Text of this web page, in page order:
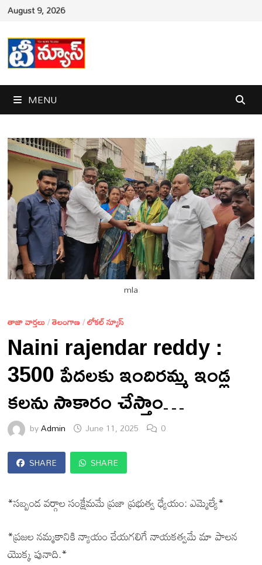
Skip
content
August 9, 2026
MENU
mla
తాజా వార్తలు/తెలంగాణ/లోకల్ న్యూస్
Naini rajendar reddy :
3500 పేదలకు ఇందిరమ్మ ఇండ్ల
కలను సాకారం చేస్తాం…
byAdmin June 11, 2025 0
SHARE SHARE
*సబ్బండ వర్గాల సంక్షేమమే ప్రజా ప్రభుత్వ ధ్యేయం: ఎమ్మెల్యే*
*ప్రజల నమ్మకానికి న్యాయం చేయగలిగే నాయకత్వమే మా పాలన
యొక్క పునాది.*